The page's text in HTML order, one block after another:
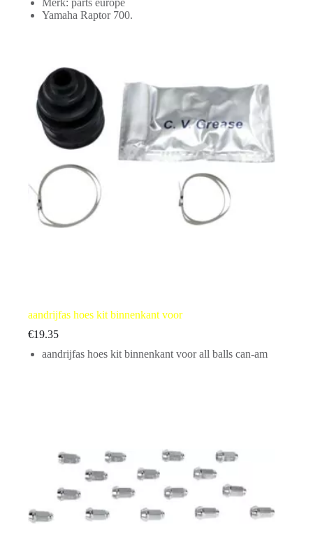
Merk: parts europe
Yamaha Raptor 700.
aandrijfas hoes kit binnenkant voor
€19.35
aandrijfas hoes kit binnenkant voor all balls can-am